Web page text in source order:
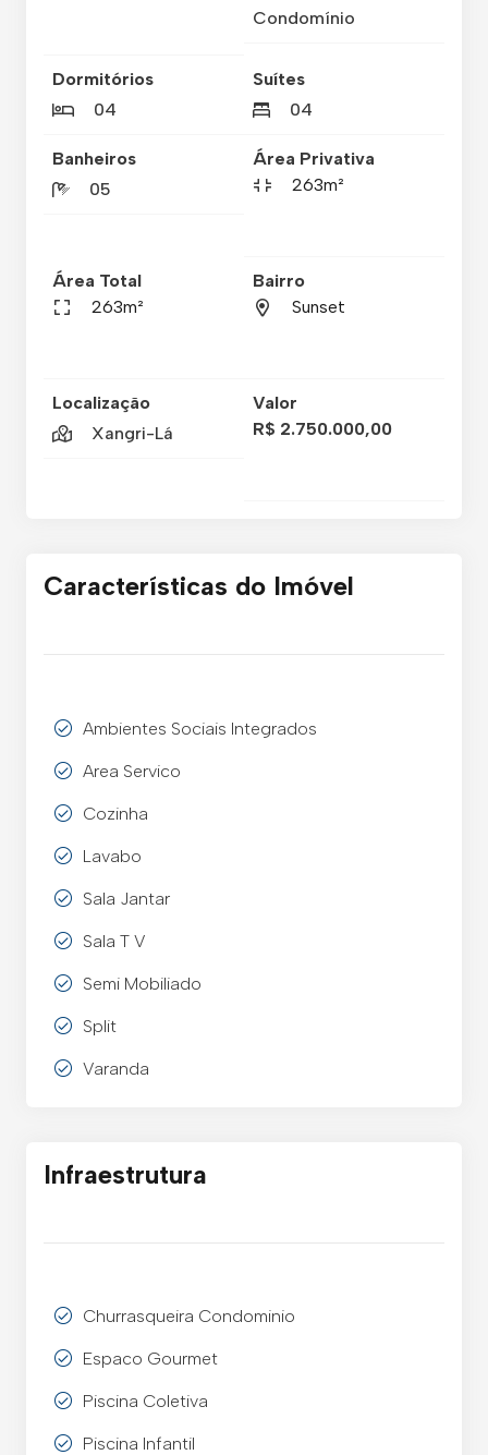
Condomínio
Dormitórios
04
Suítes
04
Banheiros
05
Área Privativa
263m²
Área Total
263m²
Bairro
Sunset
Localização
Xangri-Lá
Valor
R$ 2.750.000,00
Características do Imóvel
Ambientes Sociais Integrados
Area Servico
Cozinha
Lavabo
Sala Jantar
Sala T V
Semi Mobiliado
Split
Varanda
Infraestrutura
Churrasqueira Condominio
Espaco Gourmet
Piscina Coletiva
Piscina Infantil